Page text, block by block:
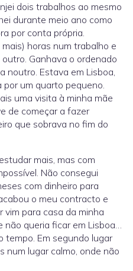
dois trabalhos ao mesmo
durante meio ano como
por conta própria.
horas num trabalho e
Ganhava o ordenado
noutro. Estava em Lisboa,
um quarto pequeno.
uma visita à minha mãe
de começar a fazer
que sobrava no fim do
mais, mas com
Não consegui
com dinheiro para
o meu contracto e
vim para casa da minha
não queria ficar em Lisboa…
tempo. Em segundo lugar
num lugar calmo, onde não